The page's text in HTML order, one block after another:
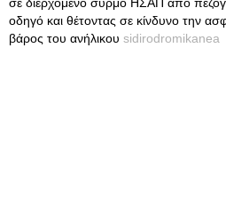
οδηγό και θέτοντας σε κίνδυνο την
βάρος του ανήλικου sidirodromikanea